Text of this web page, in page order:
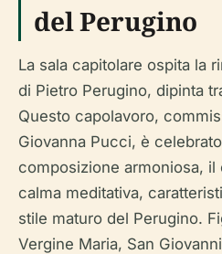
del Perugino
La sala capitolare ospita la
di Pietro Perugino, dipinta
Questo capolavoro,
Giovanna Pucci, è
composizione armoniosa,
calma meditativa,
stile maturo del Perugino.
Vergine Maria, San